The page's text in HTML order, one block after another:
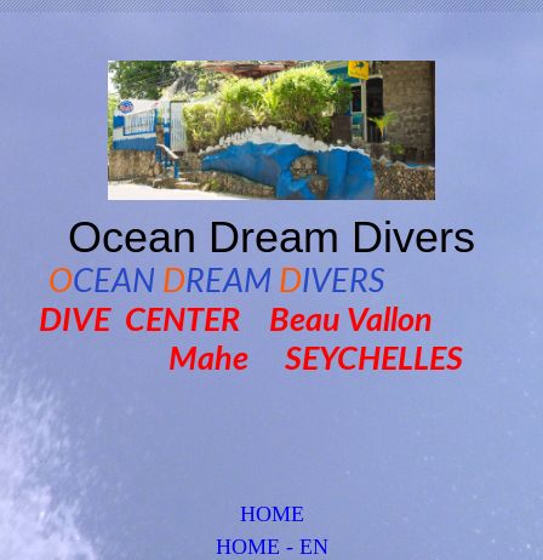
Ocean Dream Divers
OCEAN DREAM DIVERS
DIVE CENTER Beau Vallon
Mahe SEYCHELLES
HOME
HOME - EN